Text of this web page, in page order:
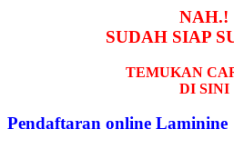
NAH.!
SUDAH SIAP
TEMUKAN
DI SINI
Pendaftaran online Laminine